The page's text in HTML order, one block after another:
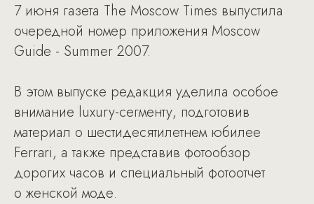
7 июня газета The Moscow Times выпустила
очередной номер приложения Moscow
Guide - Summer 2007.
В этом выпуске редакция уделила особое
внимание luxury-сегменту, подготовив
материал о шестидесятилетнем юбилее
Ferrari, а также представив фотообзор
дорогих часов и специальный фотоотчет
о женской моде.